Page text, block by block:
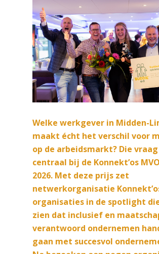
Welke werkgever in Midden-
maakt écht het verschil voor
op de arbeidsmarkt? Die
centraal bij de Konnekt’os
2026. Met deze prijs zet
netwerkorganisatie
organisaties in de spotlight
zien dat inclusief en
verantwoord ondernemen
gaan met succesvol